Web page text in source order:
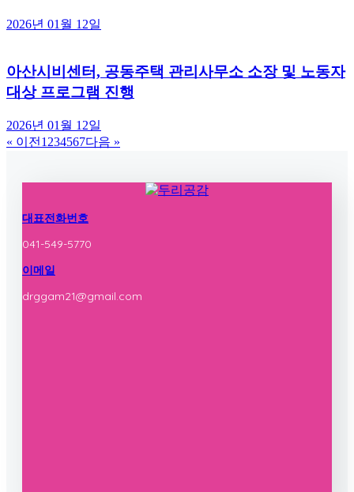
2026년 01월 12일
아산시비센터, 공동주택 관리사무소 소장 및 노동자
대상 프로그램 진행
2026년 01월 12일
« 이전 1 234567다음 »
대표전화번호
041-549-5770
이메일
drggam21@gmail.com